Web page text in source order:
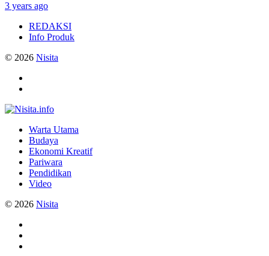
3 years ago
REDAKSI
Info Produk
© 2026 Nisita
Warta Utama
Budaya
Ekonomi Kreatif
Pariwara
Pendidikan
Video
© 2026 Nisita